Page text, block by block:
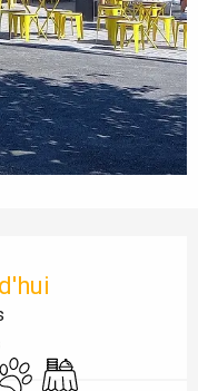
/ Espace jeux
Animaux acceptés
Banquet